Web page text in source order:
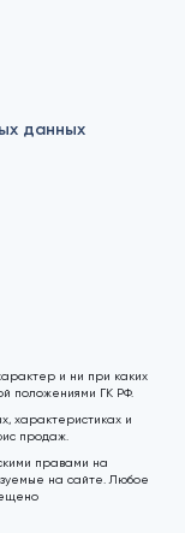
данных
и ни при каких
положениями ГК РФ.
характеристиках и
продаж.
правами на
на сайте. Любое